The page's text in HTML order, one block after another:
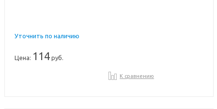
Уточнить по наличию
Цена: 114руб.
К сравнению